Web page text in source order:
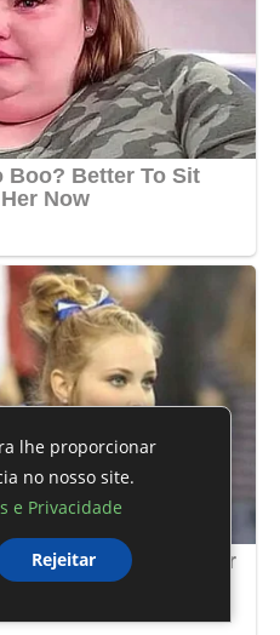
lhe proporcionar
no nosso site.
e Privacidade
Rejeitar